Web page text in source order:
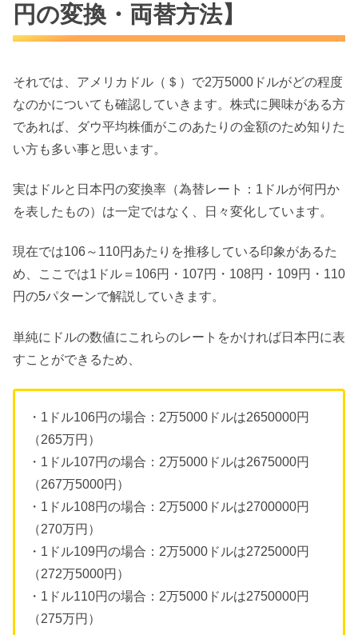
円の変換・両替方法】
それでは、アメリカドル（＄）で2万5000ドルがどの程度
なのかについても確認していきます。株式に興味がある方
であれば、ダウ平均株価がこのあたりの金額のため知りた
い方も多い事と思います。
実はドルと日本円の変換率（為替レート：1ドルが何円か
を表したもの）は一定ではなく、日々変化しています。
現在では106～110円あたりを推移している印象があるた
め、ここでは1ドル＝106円・107円・108円・109円・110
円の5パターンで解説していきます。
単純にドルの数値にこれらのレートをかければ日本円に表
すことができるため、
・1ドル106円の場合：2万5000ドルは2650000円
（265万円）
・1ドル107円の場合：2万5000ドルは2675000円
（267万5000円）
・1ドル108円の場合：2万5000ドルは2700000円
（270万円）
・1ドル109円の場合：2万5000ドルは2725000円
（272万5000円）
・1ドル110円の場合：2万5000ドルは2750000円
（275万円）